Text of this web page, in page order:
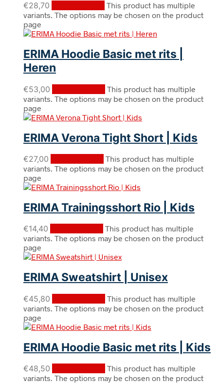
€28,70
This product has multiple
variants. The options may be chosen on the product
page
ERIMA Hoodie Basic met rits |
Heren
€53,00
This product has multiple
variants. The options may be chosen on the product
page
ERIMA Verona Tight Short | Kids
€27,00
This product has multiple
variants. The options may be chosen on the product
page
ERIMA Trainingsshort Rio | Kids
€14,40
This product has multiple
variants. The options may be chosen on the product
page
ERIMA Sweatshirt | Unisex
€45,80
This product has multiple
variants. The options may be chosen on the product
page
ERIMA Hoodie Basic met rits | Kids
€48,50
This product has multiple
variants. The options may be chosen on the product